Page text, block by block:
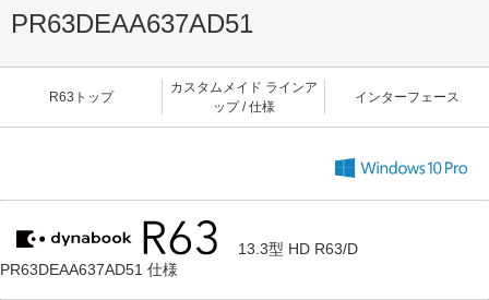
PR63DEAA637AD51
R63トップ
カスタムメイド ラインア
ップ / 仕様
インターフェース
13.3型 HD R63/D
PR63DEAA637AD51 仕様